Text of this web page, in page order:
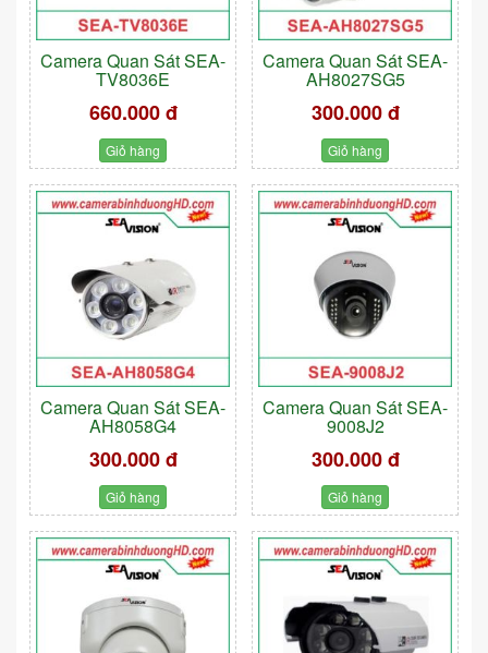
Camera Quan Sát SEA-
TV8036E
660.000 đ
Giỏ hàng
Camera Quan Sát SEA-
AH8027SG5
300.000 đ
Giỏ hàng
Camera Quan Sát SEA-
AH8058G4
300.000 đ
Giỏ hàng
Camera Quan Sát SEA-
9008J2
300.000 đ
Giỏ hàng